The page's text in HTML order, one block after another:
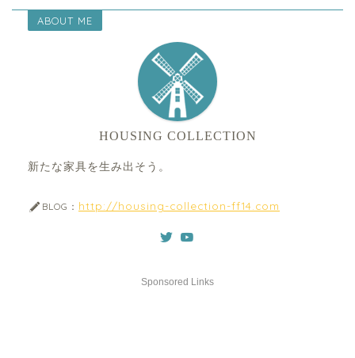
ABOUT ME
HOUSING COLLECTION
新たな家具を生み出そう。
BLOG： http://housing-collection-ff14.com
Sponsored Links